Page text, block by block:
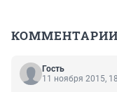
КОММЕНТАРИИ
Гость
11 ноября 2015,